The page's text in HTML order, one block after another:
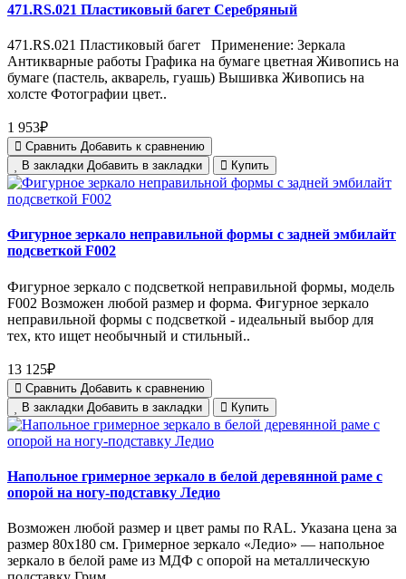
471.RS.021 Пластиковый багет Серебряный
471.RS.021 Пластиковый багет Применение: Зеркала
Антикварные работы Графика на бумаге цветная Живопись на
бумаге (пастель, акварель, гуашь) Вышивка Живопись на
холсте Фотографии цвет..
1 953₽
Сравнить Добавить к сравнению
В закладки Добавить в закладки Купить
Фигурное зеркало неправильной формы с задней эмбилайт
подсветкой F002
Фигурное зеркало с подсветкой неправильной формы, модель
F002 Возможен любой размер и форма. Фигурное зеркало
неправильной формы с подсветкой - идеальный выбор для
тех, кто ищет необычный и стильный..
13 125₽
Сравнить Добавить к сравнению
В закладки Добавить в закладки Купить
Напольное гримерное зеркало в белой деревянной раме с
опорой на ногу-подставку Ледио
Возможен любой размер и цвет рамы по RAL. Указана цена за
размер 80х180 см. Гримерное зеркало «Ледио» — напольное
зеркало в белой раме из МДФ с опорой на металлическую